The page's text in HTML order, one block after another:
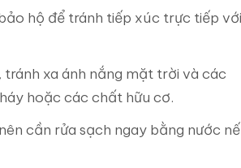
hộ để tránh tiếp xúc trực tiếp với
xa ánh nắng mặt trời và các
hoặc các chất hữu cơ.
cần rửa sạch ngay bằng nước